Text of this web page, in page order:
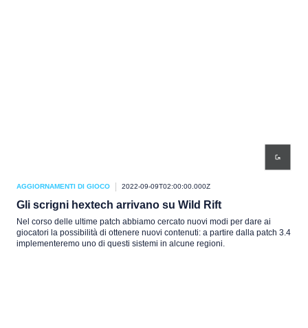
AGGIORNAMENTI DI GIOCO 2022-09-09T02:00:00.000Z
Gli scrigni hextech arrivano su Wild Rift
Nel corso delle ultime patch abbiamo cercato nuovi modi per dare ai
giocatori la possibilità di ottenere nuovi contenuti: a partire dalla patch 3.4
implementeremo uno di questi sistemi in alcune regioni.